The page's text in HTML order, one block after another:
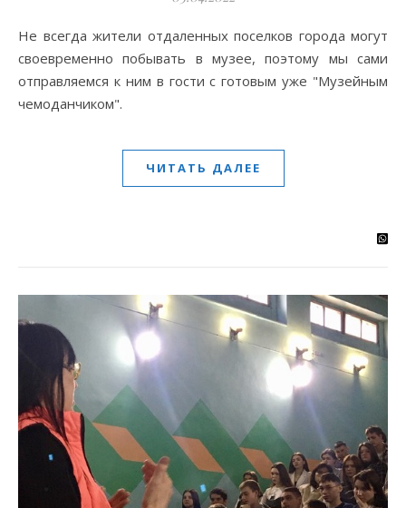
Не всегда жители отдаленных поселков города могут
своевременно побывать в музее, поэтому мы сами
отправляемся к ним в гости с готовым уже "Музейным
чемоданчиком".
ЧИТАТЬ ДАЛЕЕ